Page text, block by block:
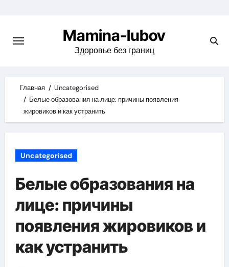
content
Mamina-lubov
Здоровье без границ
Главная
Uncategorised
Белые образования на лице: причины появления
жировиков и как устранить
Uncategorised
Белые образования на
лице: причины
появления жировиков и
как устранить